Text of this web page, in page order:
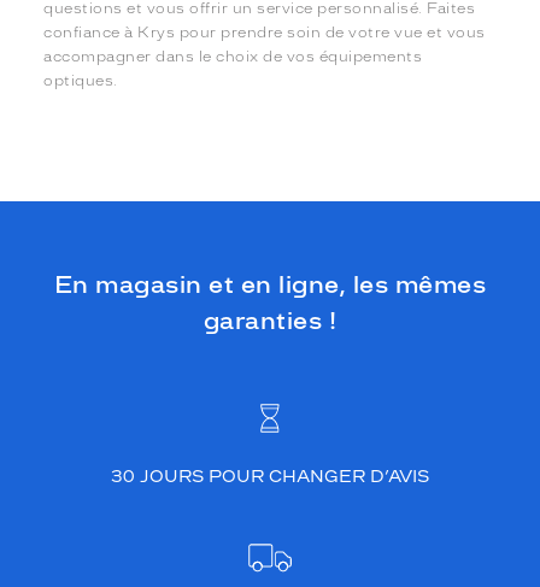
questions et vous offrir un service personnalisé. Faites
confiance à Krys pour prendre soin de votre vue et vous
accompagner dans le choix de vos équipements
optiques.
En magasin et en ligne, les mêmes
garanties !
30 JOURS POUR CHANGER D’AVIS